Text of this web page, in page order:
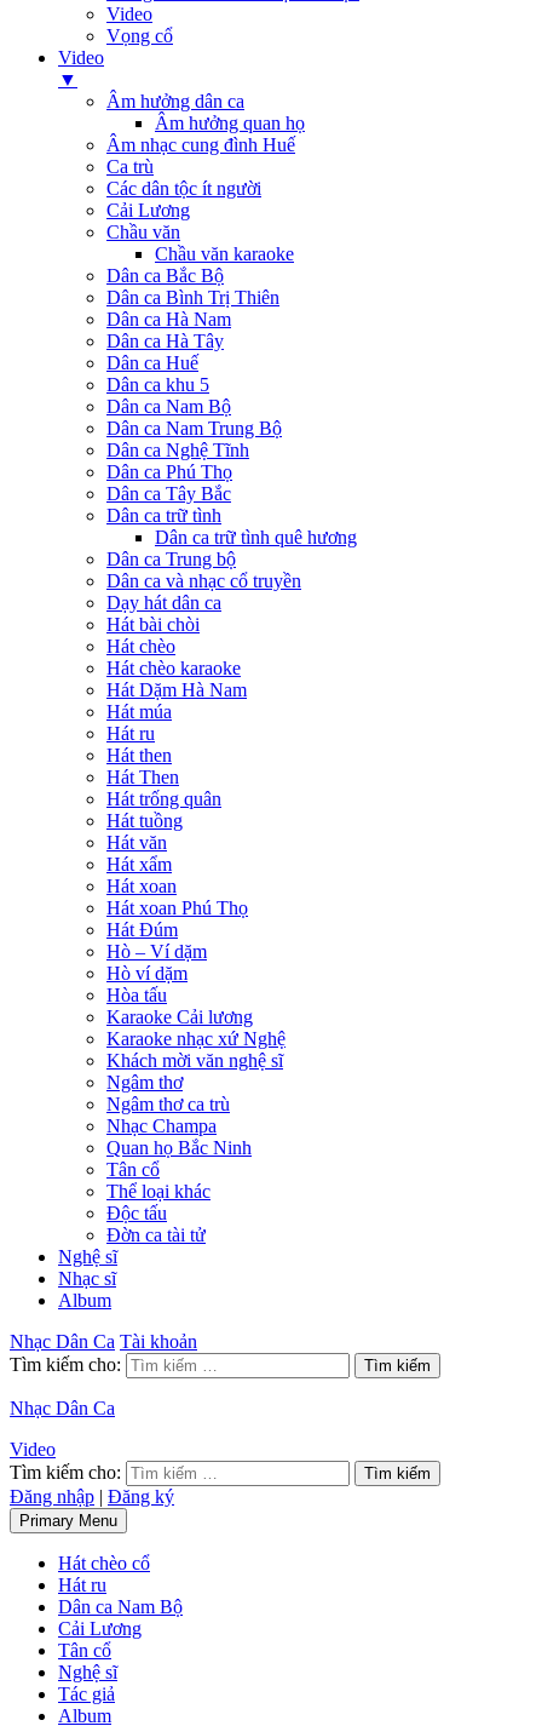
Video
Vọng cổ
Video
▼
Âm hưởng dân ca
Âm hưởng quan họ
Âm nhạc cung đình Huế
Ca trù
Các dân tộc ít người
Cải Lương
Chầu văn
Chầu văn karaoke
Dân ca Bắc Bộ
Dân ca Bình Trị Thiên
Dân ca Hà Nam
Dân ca Hà Tây
Dân ca Huế
Dân ca khu 5
Dân ca Nam Bộ
Dân ca Nam Trung Bộ
Dân ca Nghệ Tĩnh
Dân ca Phú Thọ
Dân ca Tây Bắc
Dân ca trữ tình
Dân ca trữ tình quê hương
Dân ca Trung bộ
Dân ca và nhạc cổ truyền
Dạy hát dân ca
Hát bài chòi
Hát chèo
Hát chèo karaoke
Hát Dặm Hà Nam
Hát múa
Hát ru
Hát then
Hát Then
Hát trống quân
Hát tuồng
Hát văn
Hát xẩm
Hát xoan
Hát xoan Phú Thọ
Hát Đúm
Hò – Ví dặm
Hò ví dặm
Hòa tấu
Karaoke Cải lương
Karaoke nhạc xứ Nghệ
Khách mời văn nghệ sĩ
Ngâm thơ
Ngâm thơ ca trù
Nhạc Champa
Quan họ Bắc Ninh
Tân cổ
Thể loại khác
Độc tấu
Đờn ca tài tử
Nghệ sĩ
Nhạc sĩ
Album
Nhạc Dân Ca Tài khoản
Tìm kiếm cho:
Nhạc Dân Ca
Video
Tìm kiếm cho:
Đăng nhập | Đăng ký
Primary Menu
Hát chèo cổ
Hát ru
Dân ca Nam Bộ
Cải Lương
Tân cổ
Nghệ sĩ
Tác giả
Album